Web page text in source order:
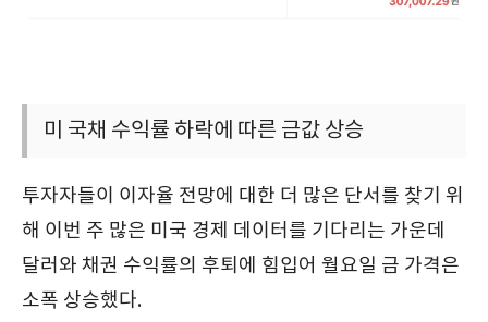
미 국채 수익률 하락에 따른 금값 상승
투자자들이 이자율 전망에 대한 더 많은 단서를 찾기 위
해 이번 주 많은 미국 경제 데이터를 기다리는 가운데
달러와 채권 수익률의 후퇴에 힘입어 월요일 금 가격은
소폭 상승했다.